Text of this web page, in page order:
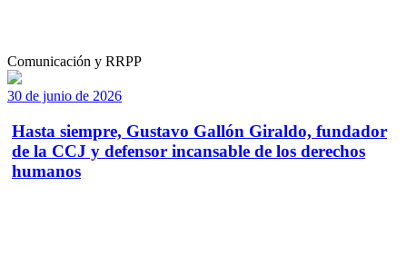
Comunicación y RRPP
30 de junio de 2026
Hasta siempre, Gustavo Gallón Giraldo, fundador
de la CCJ y defensor incansable de los derechos
humanos